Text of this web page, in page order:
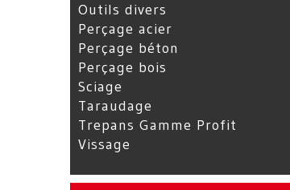
Outils divers
Perçage acier
Perçage béton
Perçage bois
Sciage
Taraudage
Trepans Gamme Profit
Vissage